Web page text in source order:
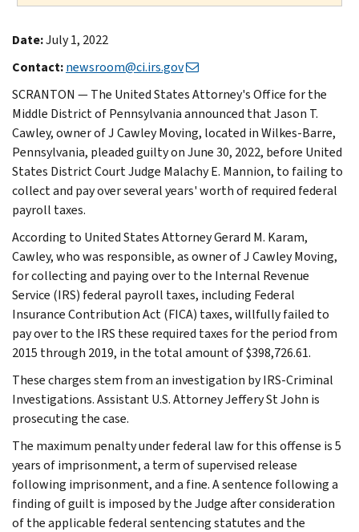
Date:July 1, 2022
Contact:newsroom@ci.irs.gov
SCRANTON — The United States Attorney's Office for the
Middle District of Pennsylvania announced that Jason T.
Cawley, owner of J Cawley Moving, located in Wilkes-Barre,
Pennsylvania, pleaded guilty on June 30, 2022, before United
States District Court Judge Malachy E. Mannion, to failing to
collect and pay over several years' worth of required federal
payroll taxes.
According to United States Attorney Gerard M. Karam,
Cawley, who was responsible, as owner of J Cawley Moving,
for collecting and paying over to the Internal Revenue
Service (IRS) federal payroll taxes, including Federal
Insurance Contribution Act (FICA) taxes, willfully failed to
pay over to the IRS these required taxes for the period from
2015 through 2019, in the total amount of $398,726.61.
These charges stem from an investigation by IRS-Criminal
Investigations. Assistant U.S. Attorney Jeffery St John is
prosecuting the case.
The maximum penalty under federal law for this offense is 5
years of imprisonment, a term of supervised release
following imprisonment, and a fine. A sentence following a
finding of guilt is imposed by the Judge after consideration
of the applicable federal sentencing statutes and the